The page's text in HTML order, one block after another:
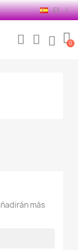
ES
más